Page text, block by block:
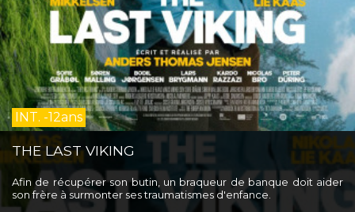
INT. -12ans
THE LAST VIKING
Afin de récupérer son butin, un braqueur de banque doit aider
son frère à surmonter ses traumatismes d'enfance.